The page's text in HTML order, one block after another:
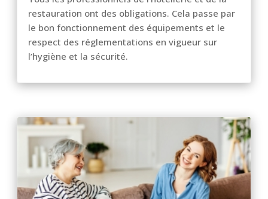
restauration ont des obligations. Cela passe par
le bon fonctionnement des équipements et le
respect des réglementations en vigueur sur
l’hygiène et la sécurité.